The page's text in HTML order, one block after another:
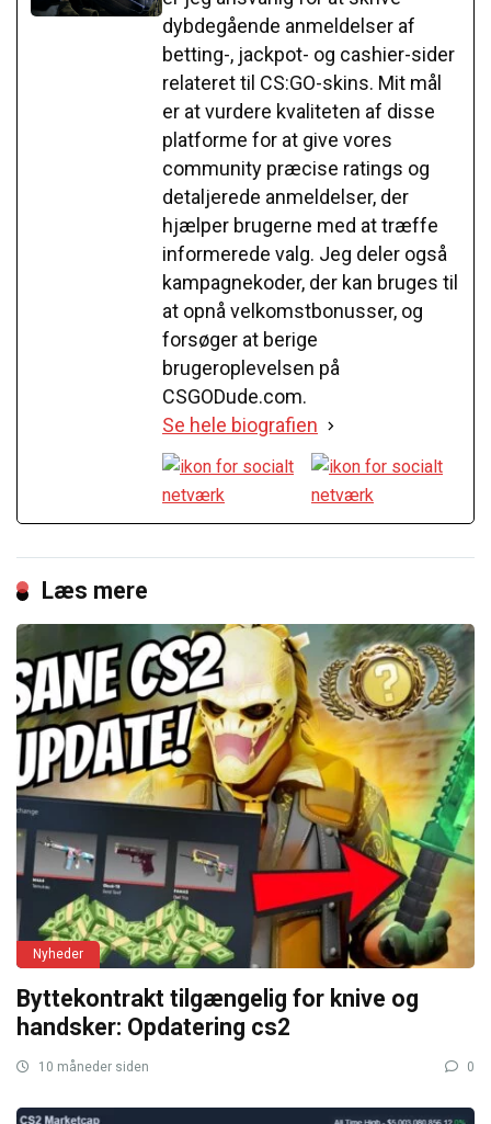
dybdegående anmeldelser af
betting-, jackpot- og cashier-sider
relateret til CS:GO-skins. Mit mål
er at vurdere kvaliteten af disse
platforme for at give vores
community præcise ratings og
detaljerede anmeldelser, der
hjælper brugerne med at træffe
informerede valg. Jeg deler også
kampagnekoder, der kan bruges til
at opnå velkomstbonusser, og
forsøger at berige
brugeroplevelsen på
CSGODude.com.
Se hele biografien
Læs mere
Nyheder
Byttekontrakt tilgængelig for knive og
handsker: Opdatering cs2
10 måneder siden 0